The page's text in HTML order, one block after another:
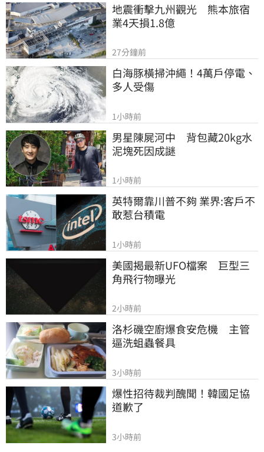
地震衝擊九州觀光　熊本旅宿
業4天損1.8億
27分鐘前
白海豚橫掃沖繩！4萬戶停電、
多人受傷
1小時前
男星陳屍河中　背包藏20kg水
泥塊死因成謎
1小時前
英特爾靠川普不夠 業界:客戶不
敢惹台積電
1小時前
美國揭最新UFO檔案　巨型三
角飛行物曝光
2小時前
洛杉磯空廚爆食安危機　主管
逼洗蛆蟲餐具
3小時前
爆性招待裁判醜聞！韓國足協
道歉了
3小時前